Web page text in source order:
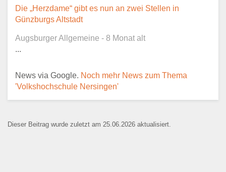
E-Mail*
Die „Herzdame“ gibt es nun an zwei Stellen in
Günzburgs Altstadt
Augsburger Allgemeine - 8 Monat alt
...
News via Google. Noch mehr News zum Thema
'Volkshochschule Nersingen'
Dieser Beitrag wurde zuletzt am 25.06.2026 aktualisiert.